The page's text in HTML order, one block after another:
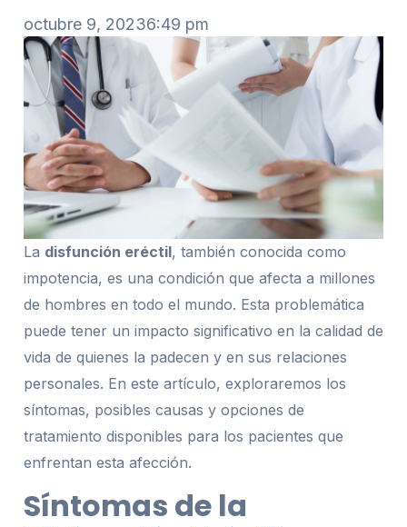
octubre 9, 20236:49 pm
La disfunción eréctil, también conocida como
impotencia, es una condición que afecta a millones
de hombres en todo el mundo. Esta problemática
puede tener un impacto significativo en la calidad de
vida de quienes la padecen y en sus relaciones
personales. En este artículo, exploraremos los
síntomas, posibles causas y opciones de
tratamiento disponibles para los pacientes que
enfrentan esta afección.
Síntomas de la